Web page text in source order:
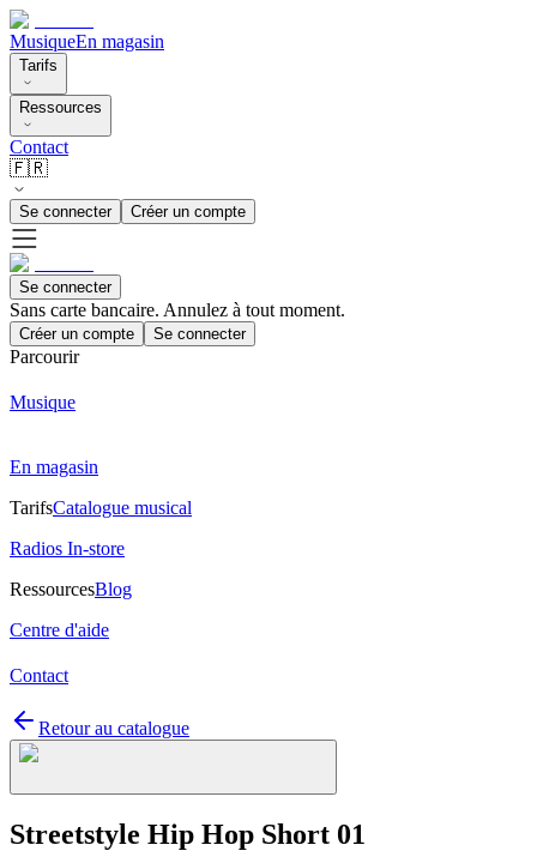
MusiqueEn magasin
Tarifs
Ressources
Contact
🇫🇷
Se connecter Créer un compte
Se connecter
Sans carte bancaire. Annulez à tout moment.
Créer un compte Se connecter
Parcourir
Musique
En magasin
TarifsCatalogue musical
Radios In-store
RessourcesBlog
Centre d'aide
Contact
Retour au catalogue
Streetstyle Hip Hop Short 01